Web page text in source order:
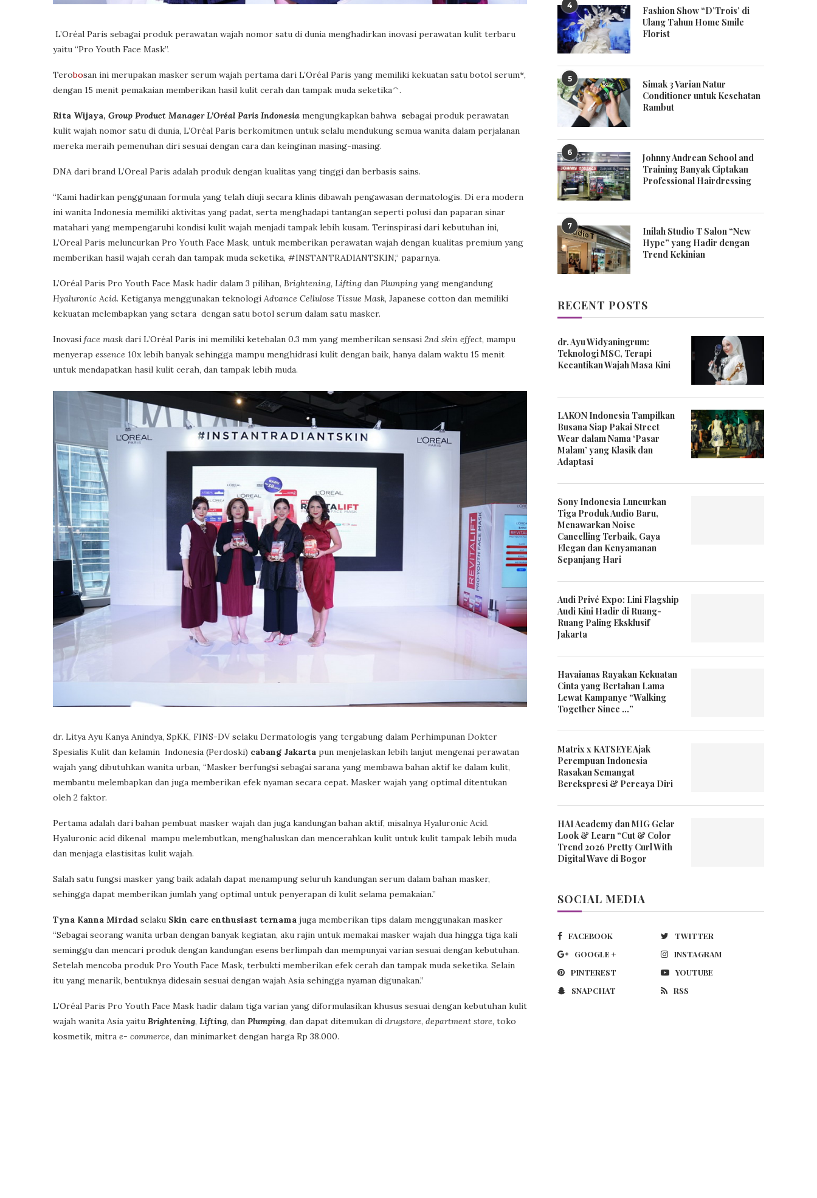
L’Oréal Paris sebagai produk perawatan wajah nomor satu di dunia menghadirkan inovasi perawatan kulit terbaru
yaitu “Pro Youth Face Mask”.
Terobosan ini merupakan masker serum wajah pertama dari L’Oréal Paris yang memiliki kekuatan satu botol serum*,
dengan 15 menit pemakaian memberikan hasil kulit cerah dan tampak muda seketika^.
Rita Wijaya, Group Product Manager L’Oréal Paris Indonesia mengungkapkan bahwa sebagai produk perawatan
kulit wajah nomor satu di dunia, L’Oréal Paris berkomitmen untuk selalu mendukung semua wanita dalam perjalanan
mereka meraih pemenuhan diri sesuai dengan cara dan keinginan masing-masing.
DNA dari brand L’Oreal Paris adalah produk dengan kualitas yang tinggi dan berbasis sains.
“Kami hadirkan penggunaan formula yang telah diuji secara klinis dibawah pengawasan dermatologis. Di era modern
ini wanita Indonesia memiliki aktivitas yang padat, serta menghadapi tantangan seperti polusi dan paparan sinar
matahari yang mempengaruhi kondisi kulit wajah menjadi tampak lebih kusam. Terinspirasi dari kebutuhan ini,
L’Oreal Paris meluncurkan Pro Youth Face Mask, untuk memberikan perawatan wajah dengan kualitas premium yang
memberikan hasil wajah cerah dan tampak muda seketika, #INSTANTRADIANTSKIN,“ paparnya.
L’Oréal Paris Pro Youth Face Mask hadir dalam 3 pilihan, Brightening, Lifting dan Plumping yang mengandung
Hyaluronic Acid. Ketiganya menggunakan teknologi Advance Cellulose Tissue Mask, Japanese cotton dan memiliki
kekuatan melembapkan yang setara dengan satu botol serum dalam satu masker.
Inovasi face mask dari L’Oréal Paris ini memiliki ketebalan 0.3 mm yang memberikan sensasi 2nd skin effect, mampu
menyerap essence 10x lebih banyak sehingga mampu menghidrasi kulit dengan baik, hanya dalam waktu 15 menit
untuk mendapatkan hasil kulit cerah, dan tampak lebih muda.
dr. Litya Ayu Kanya Anindya, SpKK, FINS-DV selaku Dermatologis yang tergabung dalam Perhimpunan Dokter
Spesialis Kulit dan kelamin Indonesia (Perdoski) cabang Jakarta pun menjelaskan lebih lanjut mengenai perawatan
wajah yang dibutuhkan wanita urban, “Masker berfungsi sebagai sarana yang membawa bahan aktif ke dalam kulit,
membantu melembapkan dan juga memberikan efek nyaman secara cepat. Masker wajah yang optimal ditentukan
oleh 2 faktor.
Pertama adalah dari bahan pembuat masker wajah dan juga kandungan bahan aktif, misalnya Hyaluronic Acid.
Hyaluronic acid dikenal mampu melembutkan, menghaluskan dan mencerahkan kulit untuk kulit tampak lebih muda
dan menjaga elastisitas kulit wajah.
Salah satu fungsi masker yang baik adalah dapat menampung seluruh kandungan serum dalam bahan masker,
sehingga dapat memberikan jumlah yang optimal untuk penyerapan di kulit selama pemakaian.”
Tyna Kanna Mirdad selaku Skin care enthusiast ternama juga memberikan tips dalam menggunakan masker
“Sebagai seorang wanita urban dengan banyak kegiatan, aku rajin untuk memakai masker wajah dua hingga tiga kali
seminggu dan mencari produk dengan kandungan esens berlimpah dan mempunyai varian sesuai dengan kebutuhan.
Setelah mencoba produk Pro Youth Face Mask, terbukti memberikan efek cerah dan tampak muda seketika. Selain
itu yang menarik, bentuknya didesain sesuai dengan wajah Asia sehingga nyaman digunakan.”
L’Oréal Paris Pro Youth Face Mask hadir dalam tiga varian yang diformulasikan khusus sesuai dengan kebutuhan kulit
wajah wanita Asia yaitu Brightening, Lifting, dan Plumping, dan dapat ditemukan di drugstore, department store, toko
kosmetik, mitra e- commerce, dan minimarket dengan harga Rp 38.000.
4
Fashion Show “D’Trois’ di
Ulang Tahun Home Smile
Florist
5
Simak 3 Varian Natur
Conditioner untuk Kesehatan
Rambut
6
Johnny Andrean School and
Training Banyak Ciptakan
Professional Hairdressing
7
Inilah Studio T Salon “New
Hype” yang Hadir dengan
Trend Kekinian
RECENT POSTS
dr. Ayu Widyaningrum:
Teknologi MSC, Terapi
Kecantikan Wajah Masa Kini
LAKON Indonesia Tampilkan
Busana Siap Pakai Street
Wear dalam Nama ‘Pasar
Malam’ yang Klasik dan
Adaptasi
Sony Indonesia Luncurkan
Tiga Produk Audio Baru,
Menawarkan Noise
Cancelling Terbaik, Gaya
Elegan dan Kenyamanan
Sepanjang Hari
Audi Privé Expo: Lini Flagship
Audi Kini Hadir di Ruang-
Ruang Paling Eksklusif
Jakarta
Havaianas Rayakan Kekuatan
Cinta yang Bertahan Lama
Lewat Kampanye “Walking
Together Since …”
Matrix x KATSEYE Ajak
Perempuan Indonesia
Rasakan Semangat
Berekspresi & Percaya Diri
HAI Academy dan MIG Gelar
Look & Learn “Cut & Color
Trend 2026 Pretty Curl With
Digital Wave di Bogor
SOCIAL MEDIA
FACEBOOK
TWITTER
GOOGLE +
INSTAGRAM
PINTEREST
YOUTUBE
SNAPCHAT
RSS